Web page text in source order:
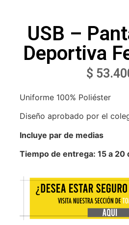
USB –
Deportiva
$
Uniforme 100% Poliéster
Diseño aprobado por el
Incluye par de medias
Tiempo de entrega: 15 a 20